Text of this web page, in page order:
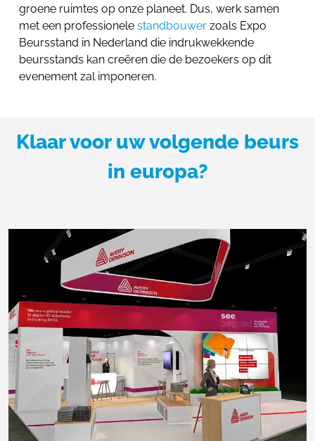
groene ruimtes op onze planeet. Dus, werk samen
met een professionele standbouwer zoals Expo
Beursstand in Nederland die indrukwekkende
beursstands kan creëren die de bezoekers op dit
evenement zal imponeren.
Klaar voor uw volgende beurs
in europa?